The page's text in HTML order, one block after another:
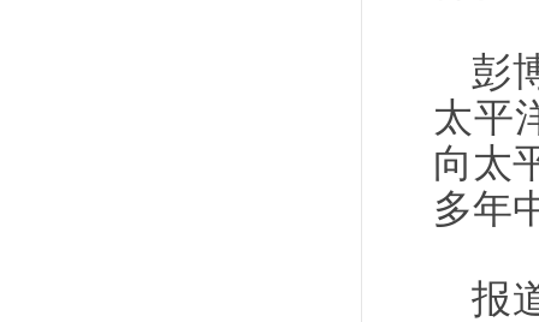
彭
太平
向太
多年
报